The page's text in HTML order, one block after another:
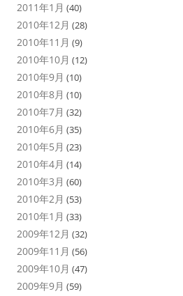
2011年1月 (40)
2010年12月 (28)
2010年11月 (9)
2010年10月 (12)
2010年9月 (10)
2010年8月 (10)
2010年7月 (32)
2010年6月 (35)
2010年5月 (23)
2010年4月 (14)
2010年3月 (60)
2010年2月 (53)
2010年1月 (33)
2009年12月 (32)
2009年11月 (56)
2009年10月 (47)
2009年9月 (59)